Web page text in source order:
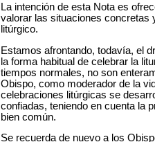
La intención de esta Nota es
valorar las situaciones concretas
litúrgico.
Estamos afrontando, todavía, el
la forma habitual de celebrar la
tiempos normales, no son
Obispo, como moderador de la
celebraciones litúrgicas se
confiadas, teniendo en cuenta la
bien común.
Se recuerda de nuevo a los